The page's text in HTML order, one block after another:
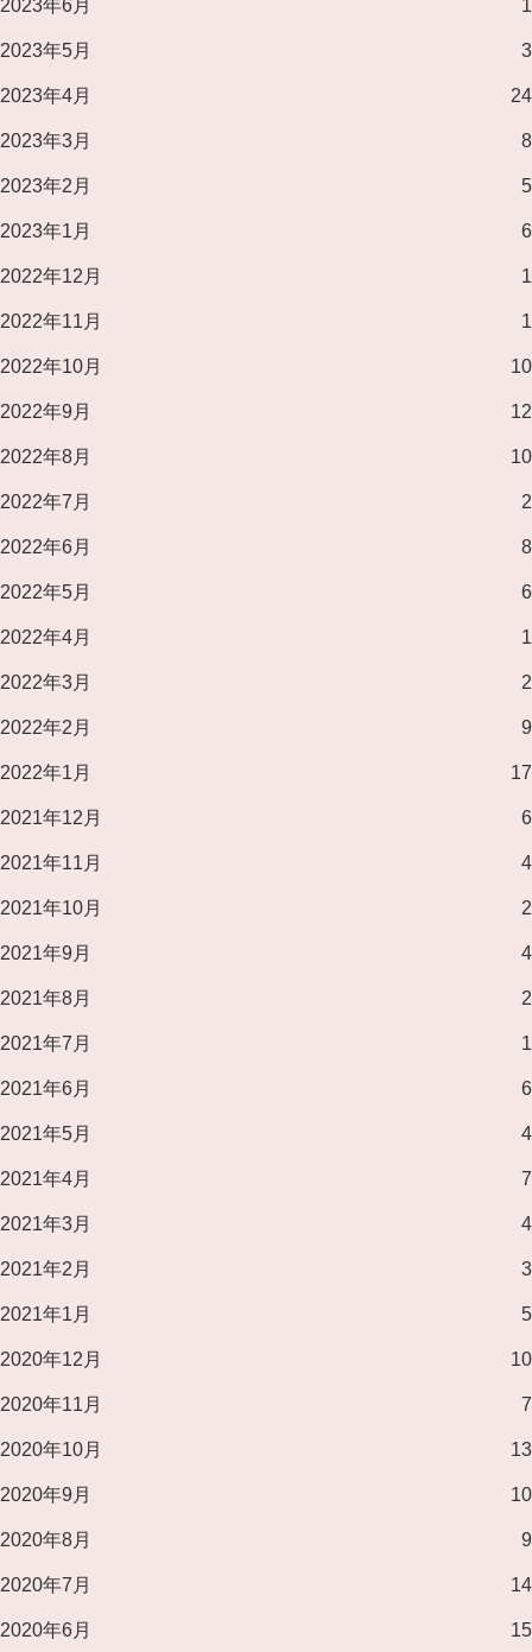
2023年6月 1
2023年5月 3
2023年4月 24
2023年3月 8
2023年2月 5
2023年1月 6
2022年12月 1
2022年11月 1
2022年10月 10
2022年9月 12
2022年8月 10
2022年7月 2
2022年6月 8
2022年5月 6
2022年4月 1
2022年3月 2
2022年2月 9
2022年1月 17
2021年12月 6
2021年11月 4
2021年10月 2
2021年9月 4
2021年8月 2
2021年7月 1
2021年6月 6
2021年5月 4
2021年4月 7
2021年3月 4
2021年2月 3
2021年1月 5
2020年12月 10
2020年11月 7
2020年10月 13
2020年9月 10
2020年8月 9
2020年7月 14
2020年6月 15